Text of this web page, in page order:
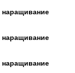
наращивание
наращивание
наращивание